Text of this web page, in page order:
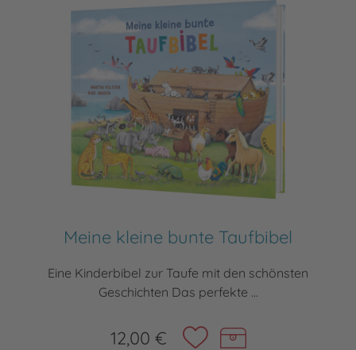
Meine kleine bunte Taufbibel
Eine Kinderbibel zur Taufe mit den schönsten
Geschichten Das perfekte ...
12,00 €